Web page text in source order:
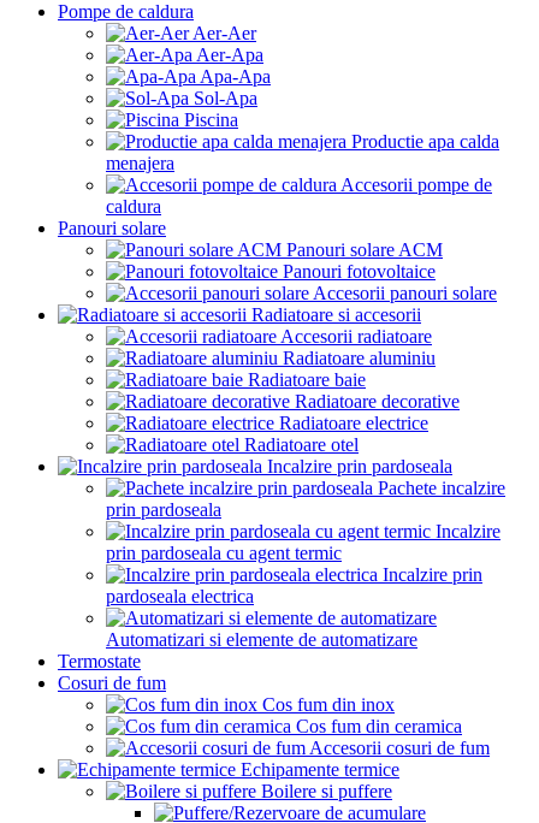
Pompe de caldura
Aer-Aer
Aer-Apa
Apa-Apa
Sol-Apa
Piscina
Productie apa calda
menajera
Accesorii pompe de
caldura
Panouri solare
Panouri solare ACM
Panouri fotovoltaice
Accesorii panouri solare
Radiatoare si accesorii
Accesorii radiatoare
Radiatoare aluminiu
Radiatoare baie
Radiatoare decorative
Radiatoare electrice
Radiatoare otel
Incalzire prin pardoseala
Pachete incalzire
prin pardoseala
Incalzire
prin pardoseala cu agent termic
Incalzire prin
pardoseala electrica
Automatizari si elemente de automatizare
Termostate
Cosuri de fum
Cos fum din inox
Cos fum din ceramica
Accesorii cosuri de fum
Echipamente termice
Boilere si puffere